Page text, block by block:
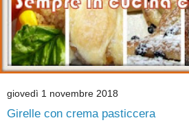
giovedì 1 novembre 2018
Girelle con crema pasticcera